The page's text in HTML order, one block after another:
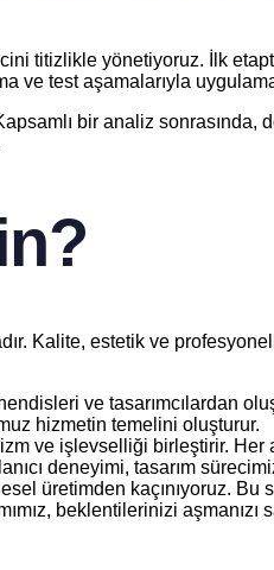
titizlikle yönetiyoruz. İlk
ve test aşamalarıyla
bir analiz
Kalite, estetik ve
ve tasarımcılardan
hizmetin temelini oluşturur.
ve işlevselliği birleştirir.
deneyimi, tasarım
üretimden kaçınıyoruz.
beklentilerinizi aşmanızı